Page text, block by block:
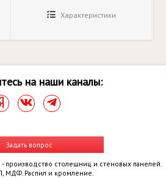
Характеристики
на наши каналы:
Задать вопрос
производство столешниц и стеновых панелей.
МДФ. Распил и кромление.